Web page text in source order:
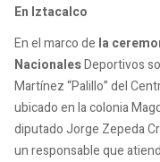
En Iztacalco
En el marco de la
NacionalesDeportivos
Martínez “Palillo” del
ubicado en la colonia
diputado Jorge Zepeda
un responsable que